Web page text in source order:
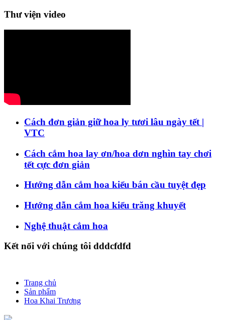
Thư viện video
Cách đơn giản giữ hoa ly tươi lâu ngày tết |
VTC
Cách cắm hoa lay ơn/hoa dơn nghìn tay chơi
tết cực đơn giản
Hướng dẫn cắm hoa kiểu bán cầu tuyệt đẹp
Hướng dẫn cắm hoa kiểu trăng khuyết
Nghệ thuật cắm hoa
Kết nối với chúng tôi dddcfdfd
Trang chủ
Sản phẩm
Hoa Khai Trương